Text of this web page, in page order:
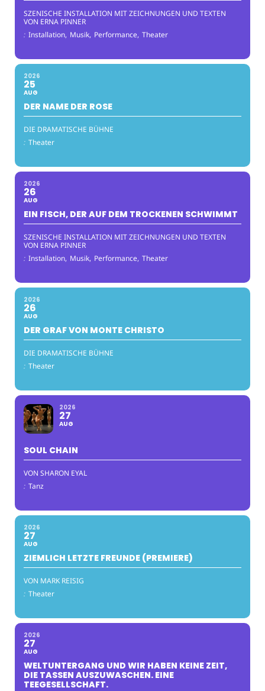
SZENISCHE INSTALLATION MIT ZEICHNUNGEN UND TEXTEN
VON ERNA PINNER
: Installation, Musik, Performance, Theater
2026
25
AUG
DER NAME DER ROSE
DIE DRAMATISCHE BÜHNE
: Theater
2026
26
AUG
EIN FISCH, DER AUF DEM TROCKENEN SCHWIMMT
SZENISCHE INSTALLATION MIT ZEICHNUNGEN UND TEXTEN
VON ERNA PINNER
: Installation, Musik, Performance, Theater
2026
26
AUG
DER GRAF VON MONTE CHRISTO
DIE DRAMATISCHE BÜHNE
: Theater
2026
27
AUG
SOUL CHAIN
VON SHARON EYAL
: Tanz
2026
27
AUG
ZIEMLICH LETZTE FREUNDE (PREMIERE)
VON MARK REISIG
: Theater
2026
27
AUG
WELTUNTERGANG UND WIR HABEN KEINE ZEIT,
DIE TASSEN AUSZUWASCHEN. EINE
TEEGESELLSCHAFT.